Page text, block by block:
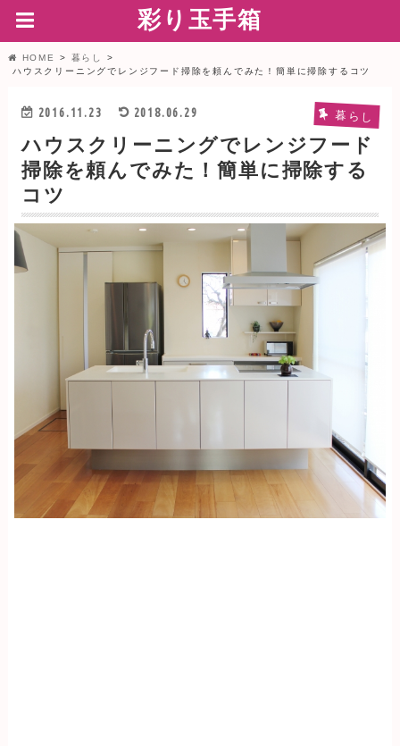
彩り玉手箱
HOME
暮らし
ハウスクリーニングでレンジフード掃除を頼んでみた！簡単に掃除するコツ
2016.11.23 2018.06.29 暮らし
ハウスクリーニングでレンジフード
掃除を頼んでみた！簡単に掃除する
コツ